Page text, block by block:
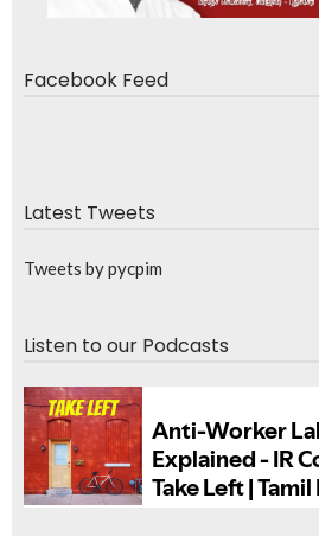
Facebook Feed
Latest Tweets
Tweets by pycpim
Listen to our Podcasts